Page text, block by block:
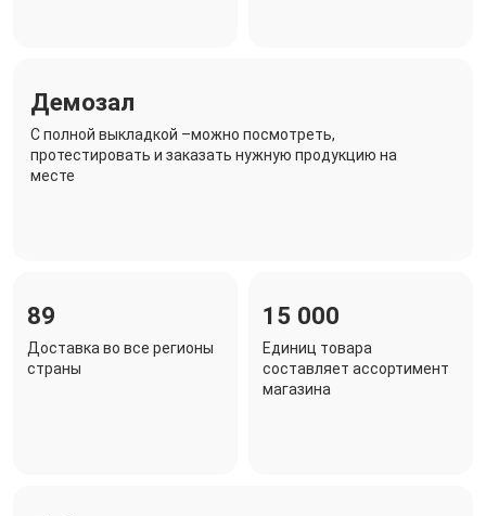
Демозал
C полной выкладкой –можно посмотреть,
протестировать и заказать нужную продукцию на
месте
89
Доставка во все регионы
страны
15 000
Единиц товара
составляет ассортимент
магазина